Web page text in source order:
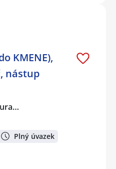
KMENE),
nástup
Plný úvazek